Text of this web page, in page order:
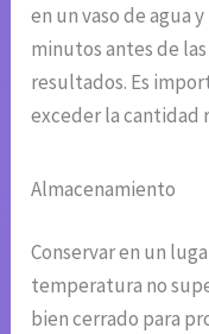
en un vaso de agua
minutos antes de
resultados. Es
exceder la cantidad
Almacenamiento
Conservar en un
temperatura no
bien cerrado para